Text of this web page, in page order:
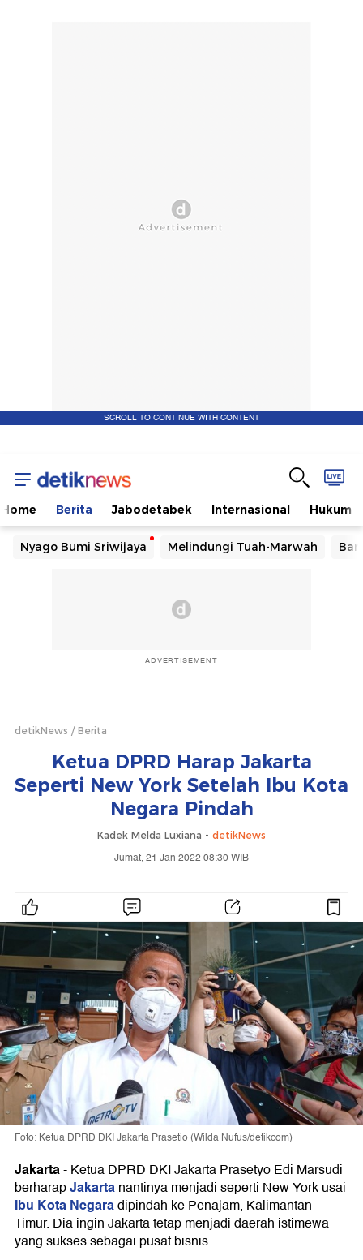
SCROLL TO CONTINUE WITH CONTENT
Home Berita Jabodetabek Internasional Hukum
Nyago Bumi Sriwijaya Melindungi Tuah-Marwah
ADVERTISEMENT
detikNews Berita
Ketua DPRD Harap Jakarta
Seperti New York Setelah Ibu Kota
Negara Pindah
Kadek Melda Luxiana - detikNews
Jumat, 21 Jan 2022 08:30 WIB
Foto: Ketua DPRD DKI Jakarta Prasetio (Wilda Nufus/detikcom)
Jakarta-Ketua DPRD DKI Jakarta Prasetyo Edi Marsudi
berharapJakartanantinya menjadi seperti New York usai
Ibu Kota Negaradipindah ke Penajam, Kalimantan
Timur. Dia ingin Jakarta tetap menjadi daerah istimewa
yang sukses sebagai pusat bisnis